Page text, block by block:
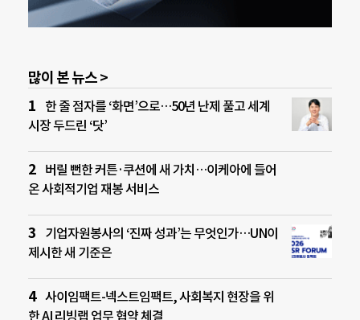
많이 본 뉴스 >
한 줄 점자를 ‘화면’으로…50년 난제 풀고 세계
시장 두드린 ‘닷’
버릴 뻔한 커튼·쿠션에 새 가치…이케아에 들어
온 사회적기업 재봉 서비스
기업자원봉사의 ‘진짜 성과’는 무엇인가…UN이
제시한 새 기준은
사이임팩트-넥스트임팩트, 사회복지 현장을 위
한 AI 리빙랩 업무 협약 체결